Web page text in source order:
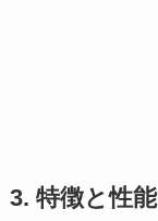
3. 特徴と性能